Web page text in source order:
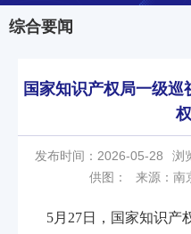
综合要闻
国家知识产权局一级
发布时间：2026-05-28 浏
供图：
来源：南
5月27日，国家知识产